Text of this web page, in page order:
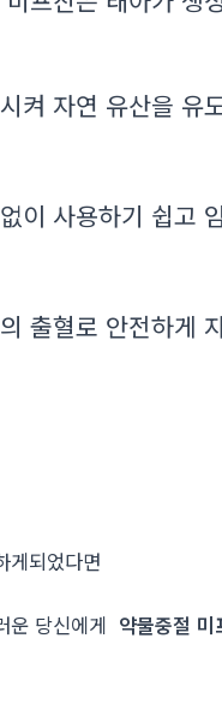
켜 자연 유산을 유
이 사용하기 쉽고
출혈로 안전하게
게되었다면
운 당신에게 약물중절 미